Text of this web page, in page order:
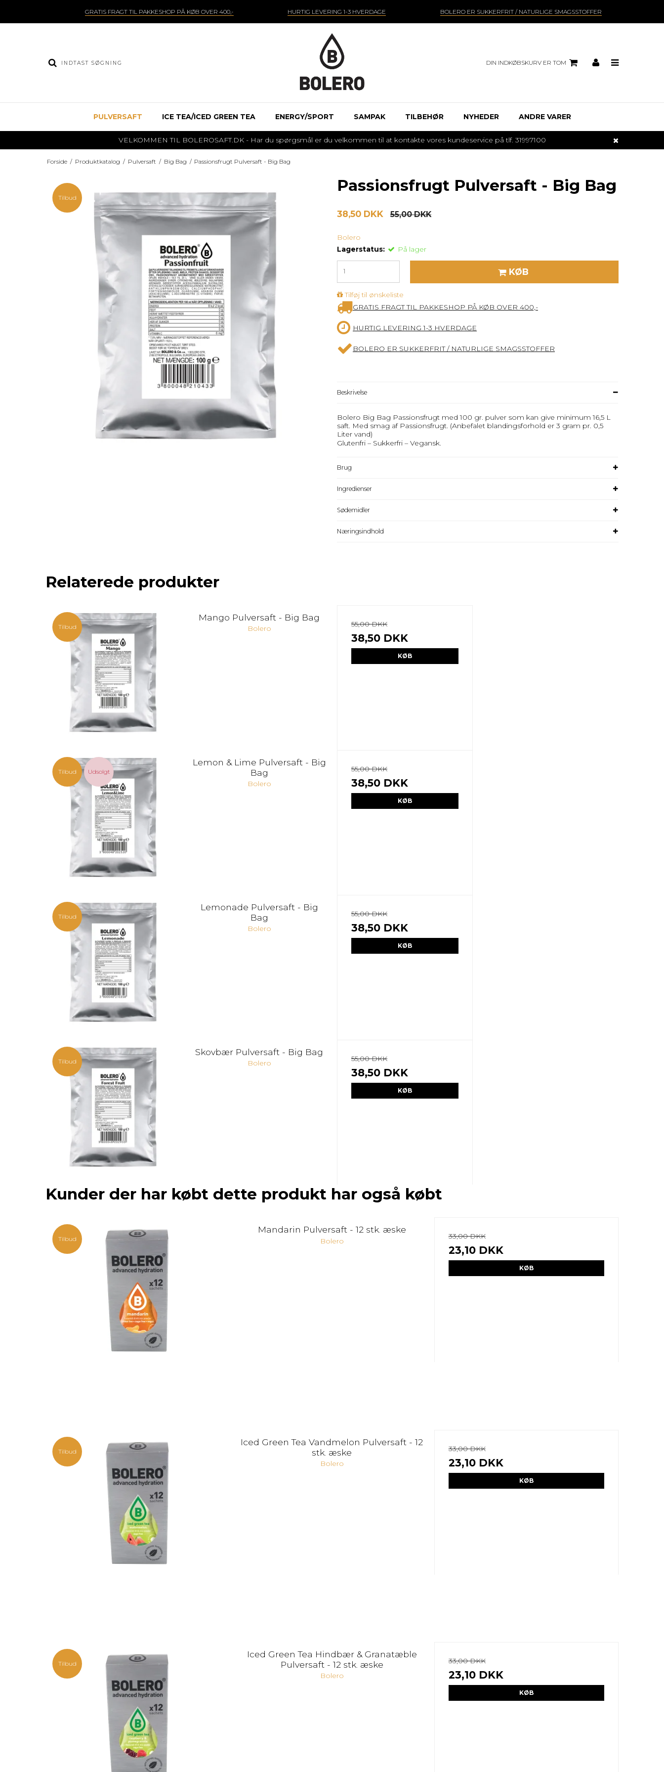
GRATIS FRAGT TIL PAKKESHOP PÅ KØB OVER 400,- HURTIG LEVERING 1-3 HVERDAGE BOLERO ER SUKKERFRIT / NATURLIGE SMAGSSTOFFER
DIN INDKØBSKURV ER TOM
PULVERSAFT ICE TEA/ICED GREEN TEA ENERGY/SPORT SAMPAK TILBEHØR NYHEDER ANDRE VARER
VELKOMMEN TIL BOLEROSAFT.DK - Har du spørgsmål er du velkommen til at kontakte vores kundeservice på tlf. 31997100
Forside / Produktkatalog / Pulversaft / Big Bag / Passionsfrugt Pulversaft - Big Bag
Tilbud
Passionsfrugt Pulversaft - Big Bag
38,50 DKK 55,00 DKK
Bolero
Lagerstatus:
På lager
KØB
Tilføj til ønskeliste
GRATIS FRAGT TIL PAKKESHOP PÅ KØB OVER 400,-
HURTIG LEVERING 1-3 HVERDAGE
BOLERO ER SUKKERFRIT / NATURLIGE SMAGSSTOFFER
Beskrivelse
Bolero Big Bag Passionsfrugt med 100 gr. pulver som kan give minimum 16,5 L
saft. Med smag af Passionsfrugt. (Anbefalet blandingsforhold er 3 gram pr. 0,5
Liter vand)
Glutenfri – Sukkerfri – Vegansk.
Brug
Ingredienser
Sødemidler
Næringsindhold
Relaterede produkter
Tilbud
Mango Pulversaft - Big Bag
Bolero
55,00 DKK
38,50 DKK
KØB
Tilbud Udsolgt
Lemon & Lime Pulversaft - Big
Bag
Bolero
55,00 DKK
38,50 DKK
KØB
Tilbud
Lemonade Pulversaft - Big
Bag
Bolero
55,00 DKK
38,50 DKK
KØB
Tilbud
Skovbær Pulversaft - Big Bag
Bolero
55,00 DKK
38,50 DKK
KØB
Kunder der har købt dette produkt har også købt
Tilbud
Mandarin Pulversaft - 12 stk. æske
Bolero
33,00 DKK
23,10 DKK
KØB
Tilbud
Iced Green Tea Vandmelon Pulversaft - 12
stk. æske
Bolero
33,00 DKK
23,10 DKK
KØB
Tilbud
Iced Green Tea Hindbær & Granatæble
Pulversaft - 12 stk. æske
Bolero
33,00 DKK
23,10 DKK
KØB